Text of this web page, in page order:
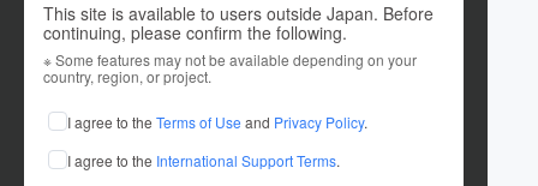
This site is available to users outside Japan. Before
continuing, please confirm the following.
※ Some features may not be available depending on your
country, region, or project.
I agree to the Terms of Use and Privacy Policy.
I agree to the International Support Terms.
ROG_ENT
これまでに4件のプロジェクトを投稿しています
在住国：日本 現在地：北海道